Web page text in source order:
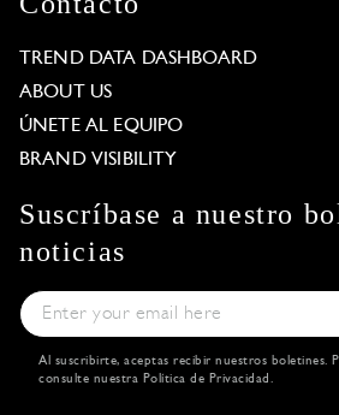
TREND DATA DASHBOARD
ABOUT US
ÚNETE AL EQUIPO
BRAND VISIBILITY
Suscríbase a nuestro
noticias
Al suscribirte, aceptas recibir nuestros boletines.
consulte nuestra Política de Privacidad .